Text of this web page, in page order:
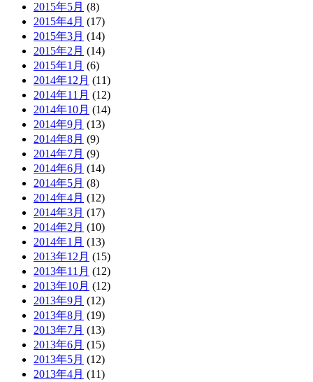
2015年5月 (8)
2015年4月 (17)
2015年3月 (14)
2015年2月 (14)
2015年1月 (6)
2014年12月 (11)
2014年11月 (12)
2014年10月 (14)
2014年9月 (13)
2014年8月 (9)
2014年7月 (9)
2014年6月 (14)
2014年5月 (8)
2014年4月 (12)
2014年3月 (17)
2014年2月 (10)
2014年1月 (13)
2013年12月 (15)
2013年11月 (12)
2013年10月 (12)
2013年9月 (12)
2013年8月 (19)
2013年7月 (13)
2013年6月 (15)
2013年5月 (12)
2013年4月 (11)